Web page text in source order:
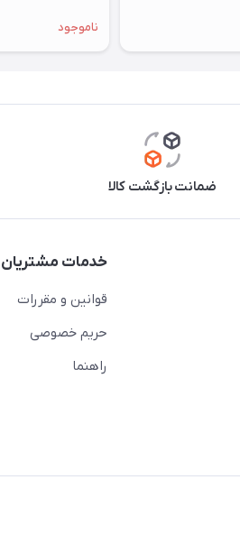
ناموجود
ضمانت بازگشت کالا
خدمات مشتریان
قوانین و مقررات
حریم خصوصی
راهنما